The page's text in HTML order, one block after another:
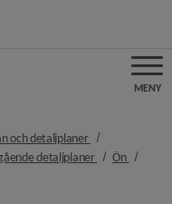
MENY
och detaljplaner nivå i
detaljplaner nivå i
Ön nivå i